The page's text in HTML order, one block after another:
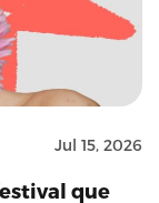
Jul 15, 2026
que